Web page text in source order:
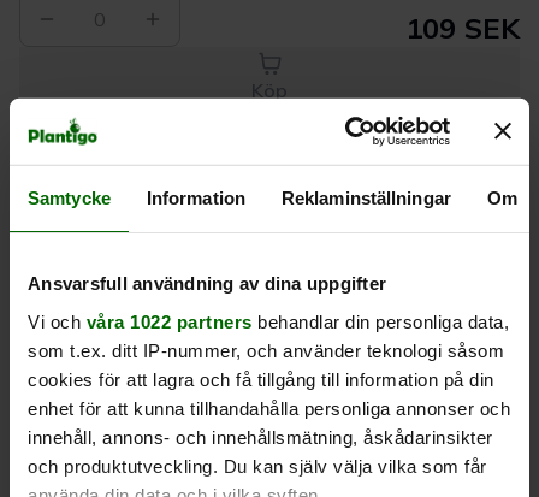
Samtycke Information Reklaminställningar Om
Ansvarsfull användning av dina uppgifter
Vi och våra 1022 partners behandlar din personliga data,
som t.ex. ditt IP-nummer, och använder teknologi såsom
cookies för att lagra och få tillgång till information på din
enhet för att kunna tillhandahålla personliga annonser och
innehåll, annons- och innehållsmätning, åskådarinsikter
och produktutveckling. Du kan själv välja vilka som får
0 109 SEK
Köp
Leverans 1-
Kvalitet till
Eget lager allt i
Beskrivning
Produktrecensioner